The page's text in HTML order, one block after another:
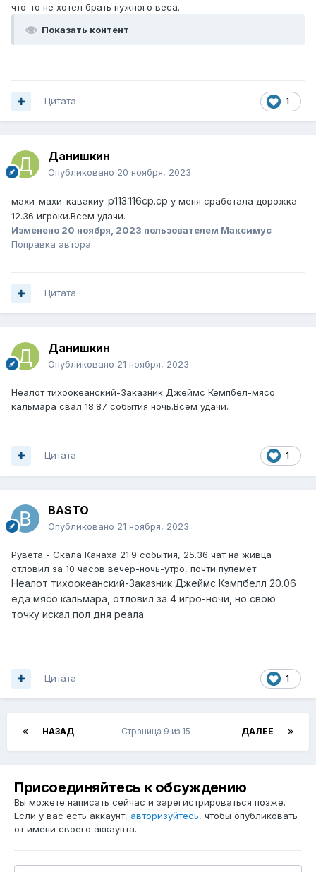
что-то не хотел брать нужного веса.
Показать контент
1
Цитата
Данишкин
Опубликовано 20 ноября, 2023
махи-махи-кавакиу-р113.116ср.ср у меня сработала дорожка
12.36 игроки.Всем удачи.
Изменено 20 ноября, 2023 пользователем Максимус
Поправка автора.
Цитата
Данишкин
Опубликовано 21 ноября, 2023
Неалот тихоокеанский-Заказник Джеймс Кемпбел-мясо
кальмара свал 18.87 события ночь.Всем удачи.
1
Цитата
BASTO
Опубликовано 21 ноября, 2023
Рувета - Скала Канаха 21.9 события, 25.36 чат на живца
отловил за 10 часов вечер-ночь-утро, почти пулемёт
Неалот тихоокеанский-Заказник Джеймс Кэмпбелл 20.06
еда мясо кальмара, отловил за 4 игро-ночи, но свою
точку искал пол дня реала
1
Цитата
НАЗАД ДАЛЕЕ
Страница 9 из 15
Присоединяйтесь к обсуждению
Вы можете написать сейчас и зарегистрироваться позже.
Если у вас есть аккаунт, авторизуйтесь, чтобы опубликовать
от имени своего аккаунта.